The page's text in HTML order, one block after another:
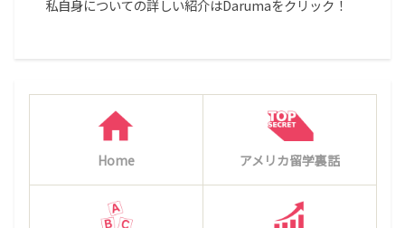
私自身についての詳しい紹介はDarumaをクリック！
Home アメリカ留学裏話